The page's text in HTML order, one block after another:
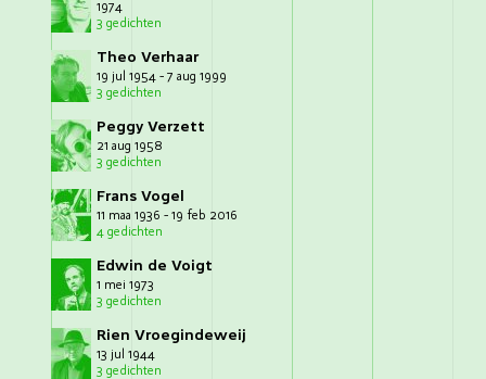
1974
3 gedichten
Theo Verhaar
19 jul 1954 - 7 aug 1999
3 gedichten
Peggy Verzett
21 aug 1958
3 gedichten
Frans Vogel
11 maa 1936 - 19 feb 2016
4 gedichten
Edwin de Voigt
1 mei 1973
3 gedichten
Rien Vroegindeweij
13 jul 1944
3 gedichten